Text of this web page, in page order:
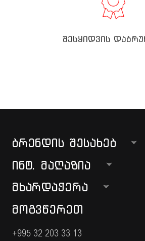
შესყიდვის
ᲑᲠᲔᲜᲓᲘᲡ ᲨᲔᲡᲐᲮᲔᲑ
ᲘᲜᲢ. ᲛᲐᲦᲐᲖᲘᲐ
ᲛᲮᲐᲠᲓᲐᲭᲔᲠᲐ
ᲛᲝᲒᲕᲬᲔᲠᲔᲗ
+995 32 203 33 13